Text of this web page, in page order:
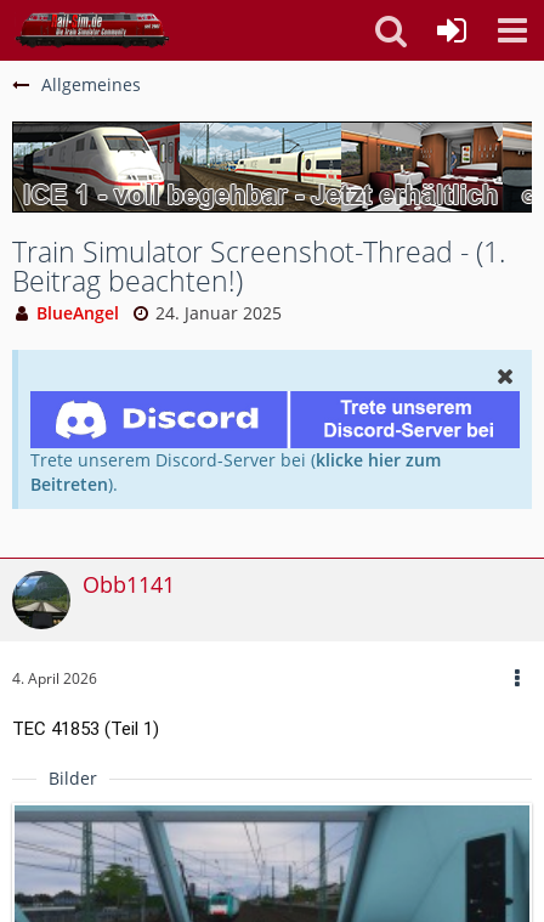
Allgemeines
Train Simulator Screenshot-Thread - (1.
Beitrag beachten!)
BlueAngel 24. Januar 2025
Trete unserem Discord-Server bei (klicke hier zum
Beitreten).
Obb1141
4. April 2026
TEC 41853 (Teil 1)
Bilder